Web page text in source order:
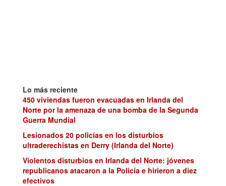
Lo más reciente
450 viviendas fueron evacuadas en Irlanda del
Norte por la amenaza de una bomba de la Segunda
Guerra Mundial
Lesionados 20 policías en los disturbios
ultraderechistas en Derry (Irlanda del Norte)
Violentos disturbios en Irlanda del Norte: jóvenes
republicanos atacaron a la Policía e hirieron a diez
efectivos